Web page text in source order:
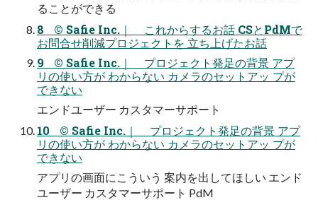
ることができる
8 © Safie Inc.｜ これからするお話 CSとPdMで
お問合せ削減プロジェクトを 立ち上げたお話
9 © Safie Inc.｜ プロジェクト発足の背景 アプ
リの使い方が わからない カメラのセットアッ プが
できない
エンドユーザー カスタマーサポート
10 © Safie Inc.｜ プロジェクト発足の背景 アプ
リの使い方が わからない カメラのセットアッ プが
できない
アプリの画面にこういう 案内を出してほしい エンド
ユーザー カスタマーサポート PdM